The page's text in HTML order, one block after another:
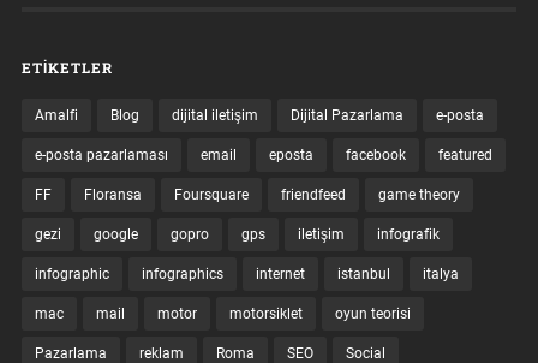
ETIKETLER
Amalfi Blog dijital iletişim Dijital Pazarlama e-posta
e-posta pazarlaması email eposta facebook featured
FF Floransa Foursquare friendfeed game theory
gezi google gopro gps iletişim infografik
infographic infographics internet istanbul italya
mac mail motor motorsiklet oyun teorisi
Pazarlama reklam Roma SEO Social